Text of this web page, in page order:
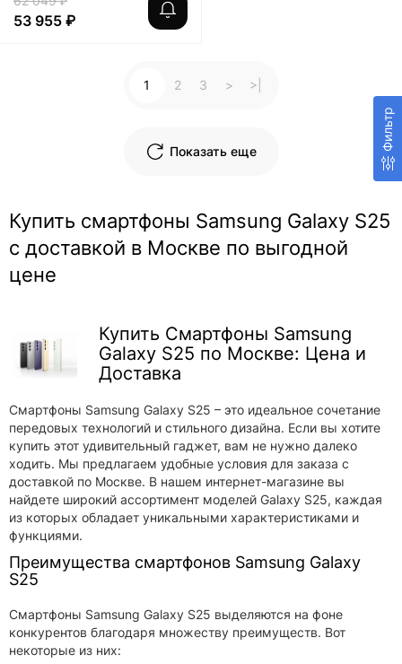
Фильтр
53 955 ₽
Показать еще
1 2 3 > >|
Купить смартфоны Samsung Galaxy S25
с доставкой в Москве по выгодной
цене
Купить Смартфоны Samsung
Galaxy S25 по Москве: Цена и
Доставка
Смартфоны Samsung Galaxy S25 – это идеальное сочетание
передовых технологий и стильного дизайна. Если вы хотите
купить этот удивительный гаджет, вам не нужно далеко
ходить. Мы предлагаем удобные условия для заказа с
доставкой по Москве. В нашем интернет-магазине вы
найдете широкий ассортимент моделей Galaxy S25, каждая
из которых обладает уникальными характеристиками и
функциями.
Преимущества смартфонов Samsung Galaxy
S25
Смартфоны Samsung Galaxy S25 выделяются на фоне
конкурентов благодаря множеству преимуществ. Вот
некоторые из них: